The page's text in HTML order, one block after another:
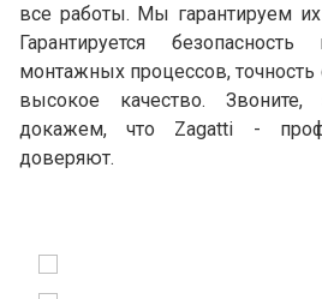
все работы. Мы гарантируем
Гарантируется
монтажных процессов,
высокое качество.
докажем, что Zagatti -
доверяют.